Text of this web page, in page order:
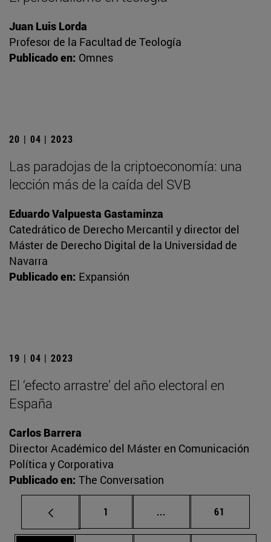
Juan Luis Lorda
Profesor de la Facultad de Teología
Publicado en: Omnes
20 | 04 | 2023
Las paradojas de la criptoeconomía: una
lección más de la caída del SVB
Eduardo Valpuesta Gastaminza
Catedrático de Derecho Mercantil y director del
Máster de Derecho Digital de la Universidad de
Navarra
Publicado en: Expansión
19 | 04 | 2023
El ‘efecto arrastre’ del año electoral en
España
Carlos Barrera
Director Académico del Máster en Comunicación
Política y Corporativa
Publicado en: The Conversation
Página
1 ... Páginas intermedias
Página
61